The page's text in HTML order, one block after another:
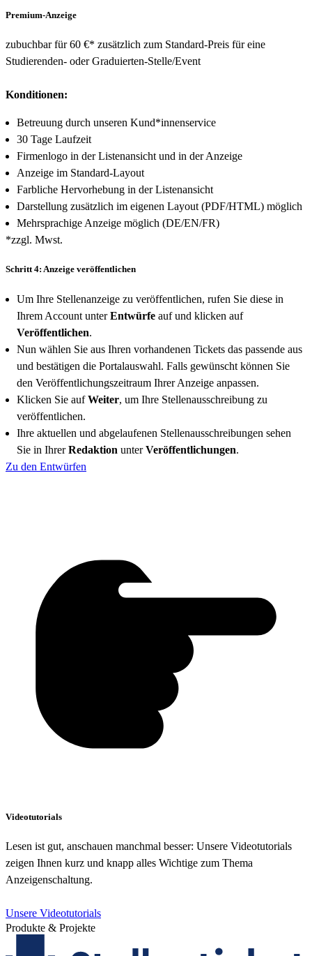
Premium-Anzeige
zubuchbar für 60 €* zusätzlich zum Standard-Preis für eine
Studierenden- oder Graduierten-Stelle/Event
Konditionen:
Betreuung durch unseren Kund*innenservice
30 Tage Laufzeit
Firmenlogo in der Listenansicht und in der Anzeige
Anzeige im Standard-Layout
Farbliche Hervorhebung in der Listenansicht
Darstellung zusätzlich im eigenen Layout (PDF/HTML) möglich
Mehrsprachige Anzeige möglich (DE/EN/FR)
*zzgl. Mwst.
Schritt 4: Anzeige veröffentlichen
Um Ihre Stellenanzeige zu veröffentlichen, rufen Sie diese in
Ihrem Account unterEntwürfe auf und klicken auf
Veröffentlichen.
Nun wählen Sie aus Ihren vorhandenen Tickets das passende aus
und bestätigen die Portalauswahl. Falls gewünscht können Sie
den Veröffentlichungszeitraum Ihrer Anzeige anpassen.
Klicken Sie aufWeiter, um Ihre Stellenausschreibung zu
veröffentlichen.
Ihre aktuellen und abgelaufenen Stellenausschreibungen sehen
Sie in IhrerRedaktion unterVeröffentlichungen.
Zu den Entwürfen
Videotutorials
Lesen ist gut, anschauen manchmal besser: Unsere Videotutorials
zeigen Ihnen kurz und knapp alles Wichtige zum Thema
Anzeigenschaltung.
Unsere Videotutorials
Produkte & Projekte